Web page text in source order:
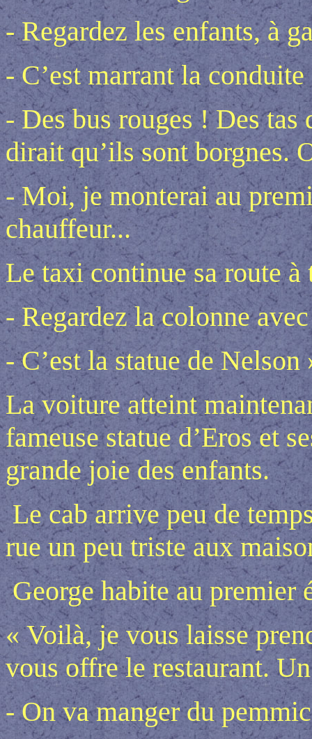
- Regardez les enfants, à
- C’est marrant la
- Des bus rouges ! Des tas
dirait qu’ils sont borgnes.
- Moi, je monterai au
chauffeur...
Le taxi continue sa route à
- Regardez la colonne
- C’est la statue de
La voiture atteint
fameuse statue d’Eros et
grande joie des enfants.
Le cab arrive peu de
rue un peu triste aux
George habite au premier
« Voilà, je vous laisse
vous offre le restaurant.
- On va manger du